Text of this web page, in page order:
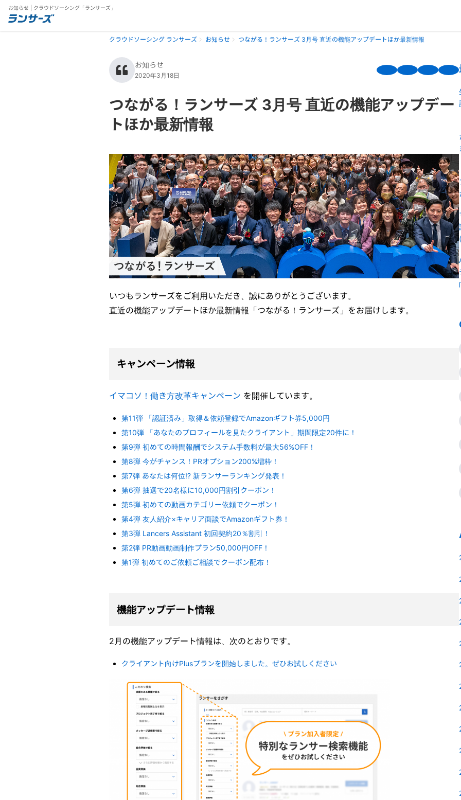
お知らせ | クラウドソーシング「ランサーズ」
クラウドソーシング ランサーズ お知らせ つながる！ランサーズ 3月号 直近の機能アップデートほか最新情報
お知らせ
2020年3月18日
つながる！ランサーズ 3月号 直近の機能アップデー
トほか最新情報
いつもランサーズをご利用いただき、誠にありがとうございます。
直近の機能アップデートほか最新情報「つながる！ランサーズ」をお届けします。
キャンペーン情報
イマコソ！働き方改革キャンペーン を開催しています。
第11弾 「認証済み」取得＆依頼登録でAmazonギフト券5,000円
第10弾 「あなたのプロフィールを見たクライアント」期間限定20件に！
第9弾 初めての時間報酬でシステム手数料が最大56%OFF！
第8弾 今がチャンス！PRオプション200%増枠！
第7弾 あなたは何位⁉︎ 新ランサーランキング発表！
第6弾 抽選で20名様に10,000円割引クーポン！
第5弾 初めての動画カテゴリー依頼でクーポン！
第4弾 友人紹介×キャリア面談でAmazonギフト券！
第3弾 Lancers Assistant 初回契約20％割引！
第2弾 PR動画動画制作プラン50,000円OFF！
第1弾 初めてのご依頼ご相談でクーポン配布！
機能アップデート情報
2月の機能アップデート情報は、次のとおりです。
クライアント向けPlusプランを開始しました。ぜひお試しください